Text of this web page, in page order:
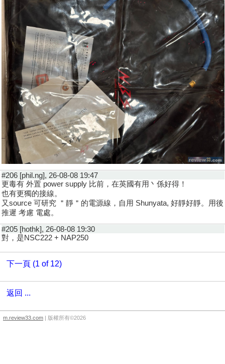
#206 [phil.ng], 26-08-08 19:47
更毒有 外置 power supply 比前，在英國有用丶係好得！
也有更獨的接線。
又source 可研究 ＂靜＂的電源線，自用 Shunyata, 好靜好靜。用後
推遲 考慮 電處。
#205 [hothk], 26-08-08 19:30
對，是NSC222 + NAP250
下一頁 (1 of 12)
返回 ...
m.review33.com | 版權所有©2026